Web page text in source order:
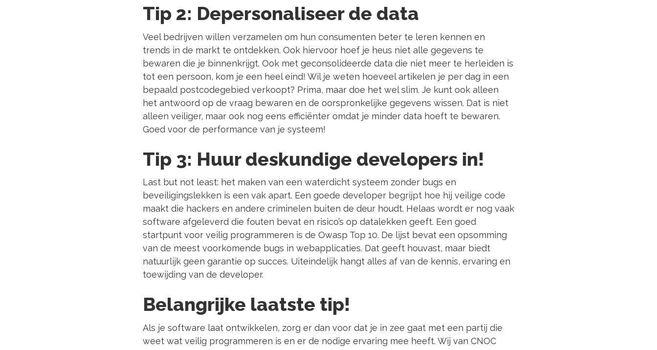
Tip 2: Depersonaliseer de data
Veel bedrijven willen verzamelen om hun consumenten beter te leren kennen en
trends in de markt te ontdekken. Ook hiervoor hoef je heus niet alle gegevens te
bewaren die je binnenkrijgt. Ook met geconsolideerde data die niet meer te herleiden is
tot een persoon, kom je een heel eind! Wil je weten hoeveel artikelen je per dag in een
bepaald postcodegebied verkoopt? Prima, maar doe het wel slim. Je kunt ook alleen
het antwoord op de vraag bewaren en de oorspronkelijke gegevens wissen. Dat is niet
alleen veiliger, maar ook nog eens efficiënter omdat je minder data hoeft te bewaren.
Goed voor de performance van je systeem!
Tip 3: Huur deskundige developers in!
Last but not least: het maken van een waterdicht systeem zonder bugs en
beveiligingslekken is een vak apart. Een goede developer begrijpt hoe hij veilige code
maakt die hackers en andere criminelen buiten de deur houdt. Helaas wordt er nog vaak
software afgeleverd die fouten bevat en risico’s op datalekken geeft. Een goed
startpunt voor veilig programmeren is de Owasp Top 10. De lijst bevat een opsomming
van de meest voorkomende bugs in webapplicaties. Dat geeft houvast, maar biedt
natuurlijk geen garantie op succes. Uiteindelijk hangt alles af van de kennis, ervaring en
toewijding van de developer.
Belangrijke laatste tip!
Als je software laat ontwikkelen, zorg er dan voor dat je in zee gaat met een partij die
weet wat veilig programmeren is en er de nodige ervaring mee heeft. Wij van CNOC